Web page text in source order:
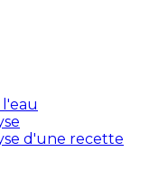
d'une recette